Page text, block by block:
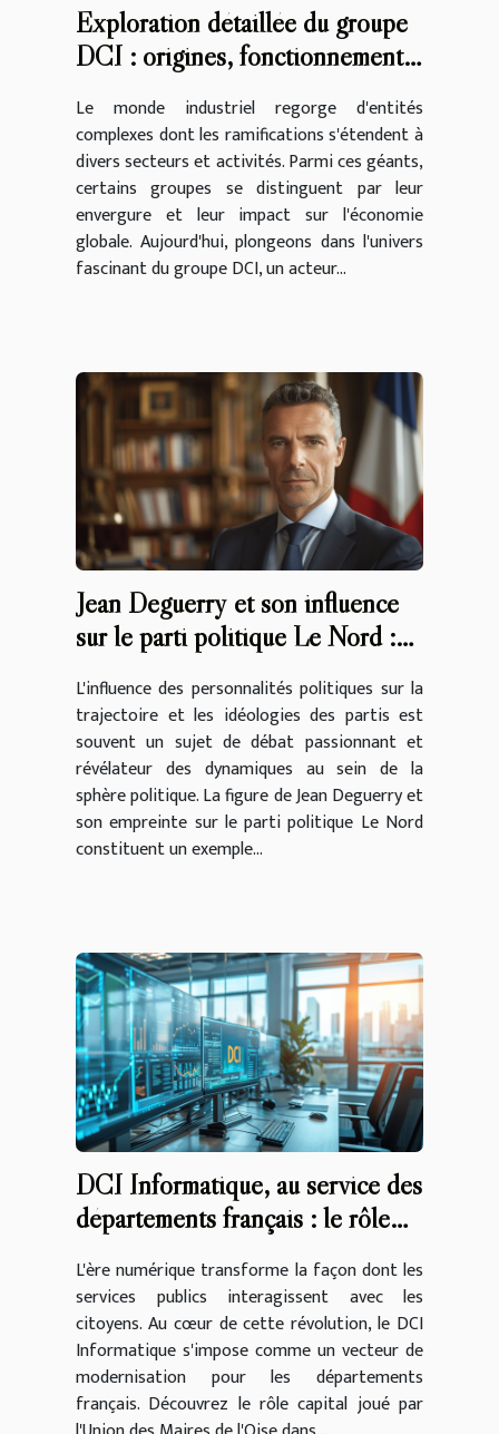
Exploration détaillée du groupe
DCI : origines, fonctionnement
Le monde industriel regorge d'entités
complexes dont les ramifications s'étendent à
divers secteurs et activités. Parmi ces géants,
certains groupes se distinguent par leur
envergure et leur impact sur l'économie
globale. Aujourd'hui, plongeons dans l'univers
fascinant du groupe DCI, un acteur...
Jean Deguerry et son influence
sur le parti politique Le Nord :
L'influence des personnalités politiques sur la
trajectoire et les idéologies des partis est
souvent un sujet de débat passionnant et
révélateur des dynamiques au sein de la
sphère politique. La figure de Jean Deguerry et
son empreinte sur le parti politique Le Nord
constituent un exemple...
DCI Informatique, au service des
départements français : le rôle
l'Oise
L'ère numérique transforme la façon dont les
services publics interagissent avec les
citoyens. Au cœur de cette révolution, le DCI
Informatique s'impose comme un vecteur de
modernisation pour les départements
français. Découvrez le rôle capital joué par